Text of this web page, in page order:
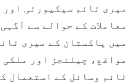
میری ٹائم سیکیورٹی
معاملات کے حوالے سے
میں پاکستان کے میری
مواقع، چیلنجز اور
ٹائم وسائل کے استعمال